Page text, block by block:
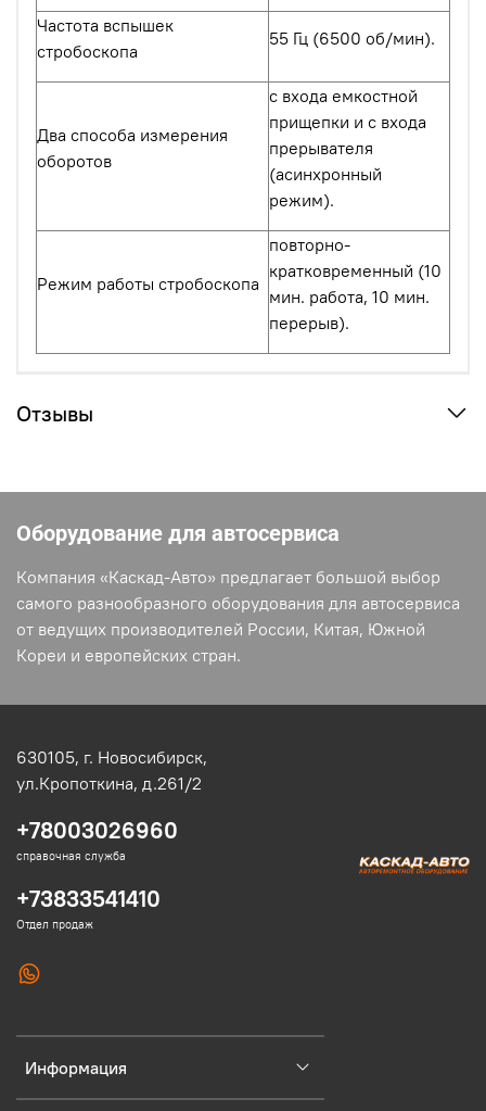
Частота вспышек
стробоскопа
55 Гц (6500 об/мин).
Два способа измерения
оборотов
с входа емкостной
прищепки и с входа
прерывателя
(асинхронный
режим).
Режим работы стробоскопа
повторно-
кратковременный (10
мин. работа, 10 мин.
перерыв).
Отзывы
Оборудование для автосервиса
Компания «Каскад-Авто» предлагает большой выбор
самого разнообразного оборудования для автосервиса
от ведущих производителей России, Китая, Южной
Кореи и европейских стран.
Информация
630105, г. Новосибирск,
ул.Кропоткина, д.261/2
+78003026960
справочная служба
+73833541410
Отдел продаж